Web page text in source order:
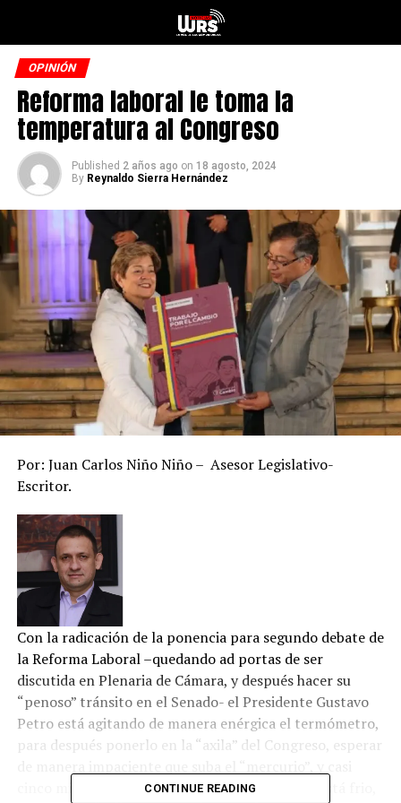
OPINIÓN
Reforma laboral le toma la
temperatura al Congreso
Published 2 años ago on 18 agosto, 2024
By Reynaldo Sierra Hernández
Por: Juan Carlos Niño Niño – Asesor Legislativo-
Escritor.
Con la radicación de la ponencia para segundo debate de
la Reforma Laboral –quedando ad portas de ser
discutida en Plenaria de Cámara, y después hacer su
“penoso” tránsito en el Senado- el Presidente Gustavo
Petro está agitando de manera enérgica el termómetro,
para después ponerlo en la “axila” del Congreso, esperar
cinco minutos después verificar si el ambiente está frio,
CONTINUE READING